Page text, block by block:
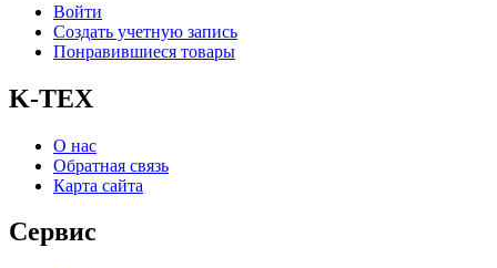
Войти
Создать учетную запись
Понравившиеся товары
K-TEX
О нас
Обратная связь
Карта сайта
Сервис